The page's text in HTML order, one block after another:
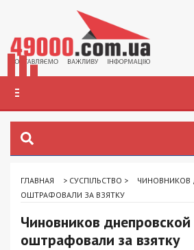
ГЛАВНАЯ > СУСПІЛЬСТВО >
ЧИНОВНИКОВ
ОШТРАФОВАЛИ ЗА ВЗЯТКУ
Чиновников
оштрафовали за взятку